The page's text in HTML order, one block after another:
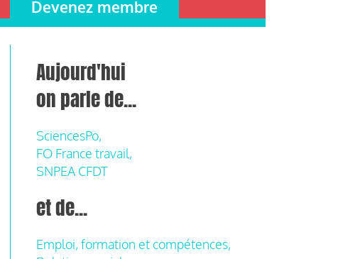
Devenez membre
Aujourd'hui
on parle de...
SciencesPo,
FO France travail,
SNPEA CFDT
et de...
Emploi, formation et compétences,